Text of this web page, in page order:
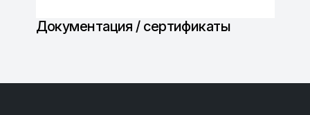
Документация / сертификаты